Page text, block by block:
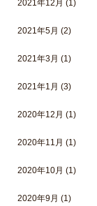
2021年12月 (1)
2021年5月 (2)
2021年3月 (1)
2021年1月 (3)
2020年12月 (1)
2020年11月 (1)
2020年10月 (1)
2020年9月 (1)